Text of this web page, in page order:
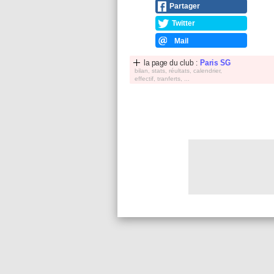
Partager
Twitter
Mail
la page du club : Paris SG
bilan, stats, réultats, calendrier,
effectif, tranferts, ...